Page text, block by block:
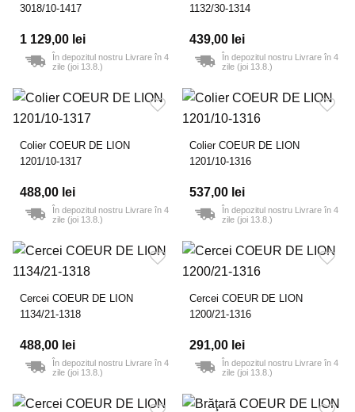
3018/10-1417
1 129,00 lei
În depozitul nostru Livrare în 4
zile (joi 13.8.)
1132/30-1314
439,00 lei
În depozitul nostru Livrare în 4
zile (joi 13.8.)
Colier COEUR DE LION
1201/10-1317
488,00 lei
În depozitul nostru Livrare în 4
zile (joi 13.8.)
Colier COEUR DE LION
1201/10-1316
537,00 lei
În depozitul nostru Livrare în 4
zile (joi 13.8.)
Cercei COEUR DE LION
1134/21-1318
488,00 lei
În depozitul nostru Livrare în 4
zile (joi 13.8.)
Cercei COEUR DE LION
1200/21-1316
291,00 lei
În depozitul nostru Livrare în 4
zile (joi 13.8.)